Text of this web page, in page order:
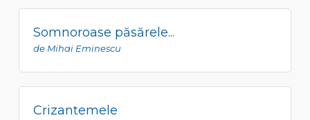
Somnoroase păsărele...
de Mihai Eminescu
Crizantemele